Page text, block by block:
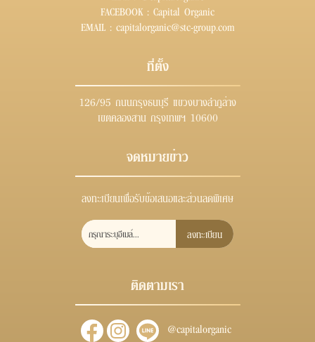
FACEBOOK : Capital Organic
EMAIL : capitalorganic@stc-group.com
ที่ตั้ง
126/95 ถนนกรุงธนบุรี แขวงบางลำภูล่าง
เขตคลองสาน กรุงเทพฯ 10600
จดหมายข่าว
ลงทะเบียนเพื่อรับข้อเสนอและส่วนลดพิเศษ
ลงทะเบียน
ติดตามเรา
@capitalorganic